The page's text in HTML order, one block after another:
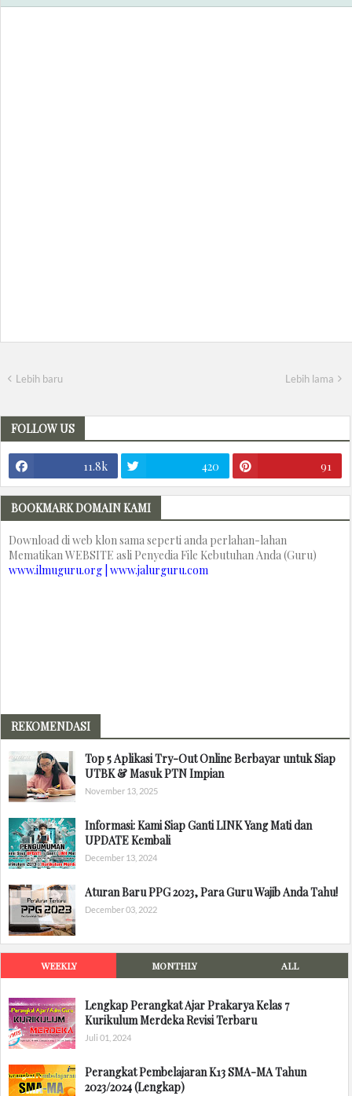
Lebih baru Lebih lama
FOLLOW US
11.8k 420 91
BOOKMARK DOMAIN KAMI
Download di web klon sama seperti anda perlahan-lahan
Mematikan WEBSITE asli Penyedia File Kebutuhan Anda (Guru)
www.ilmuguru.org | www.jalurguru.com
REKOMENDASI
Top 5 Aplikasi Try-Out Online Berbayar untuk Siap
UTBK & Masuk PTN Impian
November 13, 2025
Informasi: Kami Siap Ganti LINK Yang Mati dan
UPDATE Kembali
December 13, 2024
Aturan Baru PPG 2023, Para Guru Wajib Anda Tahu!
December 03, 2022
WEEKLY MONTHLY ALL
Lengkap Perangkat Ajar Prakarya Kelas 7
Kurikulum Merdeka Revisi Terbaru
Juli 01, 2024
Perangkat Pembelajaran K13 SMA-MA Tahun
2023/2024 (Lengkap)